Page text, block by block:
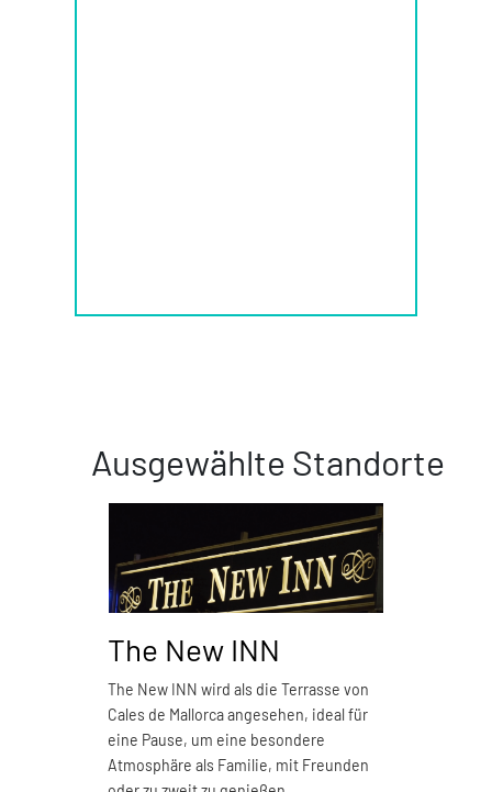
Ausgewählte Standorte
The New INN
The New INN wird als die Terrasse von
Cales de Mallorca angesehen, ideal für
eine Pause, um eine besondere
Atmosphäre als Familie, mit Freunden